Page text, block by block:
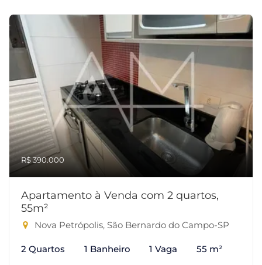
R$ 390.000
Apartamento à Venda com 2 quartos,
55m²
Nova Petrópolis, São Bernardo do Campo-SP
2 Quartos 1 Banheiro 1 Vaga 55 m²